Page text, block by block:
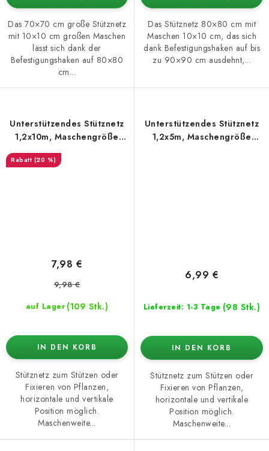
Das 70×70 cm große Stütznetz
mit 10×10 cm großen Maschen
lässt sich dank der
Befestigungshaken auf 80×80
cm...
Das Stütznetz 80×80 cm mit
Maschen 10×10 cm, das sich
dank Befestigungshaken auf bis
zu 90×90 cm ausdehnt,...
Unterstützendes Stütznetz
1,2x10m, Maschengröße
(20 %)
auf Lager (109 Stk.)
7,98 €
9,98 €
IN DEN KORB
Stütznetz zum Stützen oder
Fixieren von Pflanzen,
horizontale und vertikale
Position möglich.
Maschenweite...
Unterstützendes Stütznetz
1,2x5m, Maschengröße
Lieferzeit: 1-3 Tage (98 Stk.)
6,99 €
IN DEN KORB
Stütznetz zum Stützen oder
Fixieren von Pflanzen,
horizontale und vertikale
Position möglich.
Maschenweite...